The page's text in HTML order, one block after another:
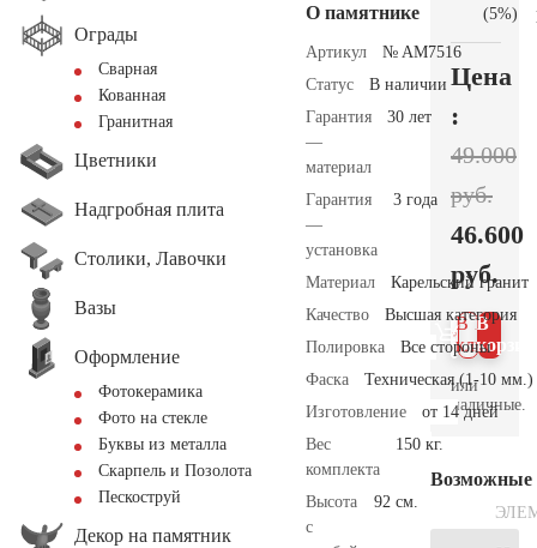
Ограды
Сварная
Кованная
Гранитная
Цветники
Надгробная плита
Столики, Лавочки
Вазы
Оформление
Фотокерамика
Фото на стекле
Буквы из металла
Скарпель и Позолота
Пескоструй
Декор на памятник
О памятнике
Артикул
№ AM7516
Статус
В наличии
Гарантия
—
материал
30 лет
Гарантия
—
установка
3 года
Материал
Карельский гранит
Качество
Высшая категория
Полировка
Все стороны
Фаска
Техническая (1-10 мм.)
Изготовление
от 14 дней
Вес
комплекта
150 кг.
Высота
с
92 см.
(5%)
Цена
:
49.000
руб.
46.600
руб.
В
В 1
клик
или
наличные.
Возможные